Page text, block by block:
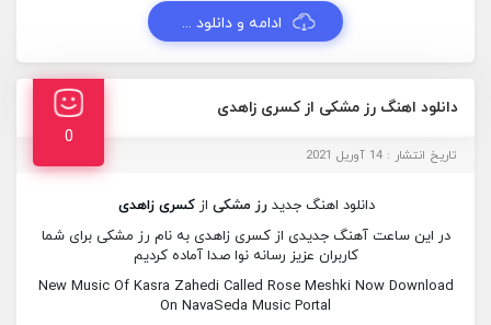
ادامه و دانلود ...
دانلود اهنگ رز مشکی از کسری زاهدی
0
تاریخ انتشار : 14 آوریل 2021
دانلود اهنگ جدید رز مشکی از کسری زاهدی
در این ساعت آهنگ جدیدی از کسری زاهدی به نام رز مشکی برای شما
کاربران عزیز رسانه نوا صدا آماده کردیم
New Music Of Kasra Zahedi Called Rose Meshki Now Download
On NavaSeda Music Portal